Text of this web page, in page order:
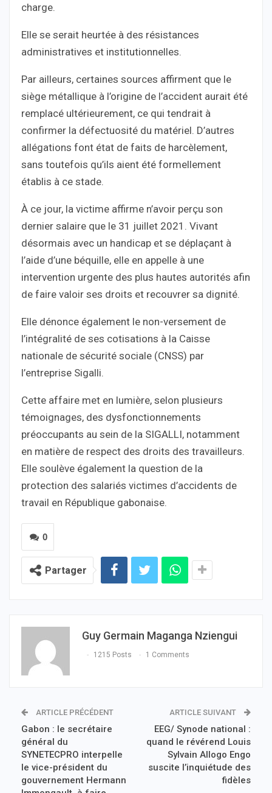
charge.
Elle se serait heurtée à des résistances
administratives et institutionnelles.
Par ailleurs, certaines sources affirment que le
siège métallique à l’origine de l’accident aurait été
remplacé ultérieurement, ce qui tendrait à
confirmer la défectuosité du matériel. D’autres
allégations font état de faits de harcèlement,
sans toutefois qu’ils aient été formellement
établis à ce stade.
À ce jour, la victime affirme n’avoir perçu son
dernier salaire que le 31 juillet 2021. Vivant
désormais avec un handicap et se déplaçant à
l’aide d’une béquille, elle en appelle à une
intervention urgente des plus hautes autorités afin
de faire valoir ses droits et recouvrer sa dignité.
Elle dénonce également le non-versement de
l’intégralité de ses cotisations à la Caisse
nationale de sécurité sociale (CNSS) par
l’entreprise Sigalli.
Cette affaire met en lumière, selon plusieurs
témoignages, des dysfonctionnements
préoccupants au sein de la SIGALLI, notamment
en matière de respect des droits des travailleurs.
Elle soulève également la question de la
protection des salariés victimes d’accidents de
travail en République gabonaise.
0
Partager
Guy Germain Maganga Nziengui
1215 Posts 1 Comments
ARTICLE PRÉCÉDENT
Gabon : le secrétaire
général du
SYNETECPRO interpelle
le vice-président du
gouvernement Hermann
ARTICLE SUIVANT
EEG/ Synode national :
quand le révérend Louis
Sylvain Allogo Engo
suscite l’inquiétude des
fidèles